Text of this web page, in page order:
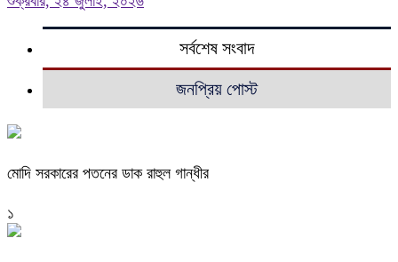
সর্বশেষ সংবাদ
জনপ্রিয় পোস্ট
মোদি সরকারের পতনের ডাক রাহুল গান্ধীর
১